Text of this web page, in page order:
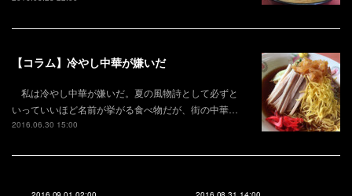
【コラム】冷やし中華が嫌いだ
私は冷やし中華が嫌いだ。夏の風物詩として必ずと
いっていいほど名前が挙がる食べ物だが、街の中華…
2016.06.30 15:00